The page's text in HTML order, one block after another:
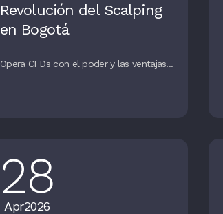
Revolución del Scalping
en Bogotá
Opera CFDs con el poder y las ventajas...
28
Apr2026